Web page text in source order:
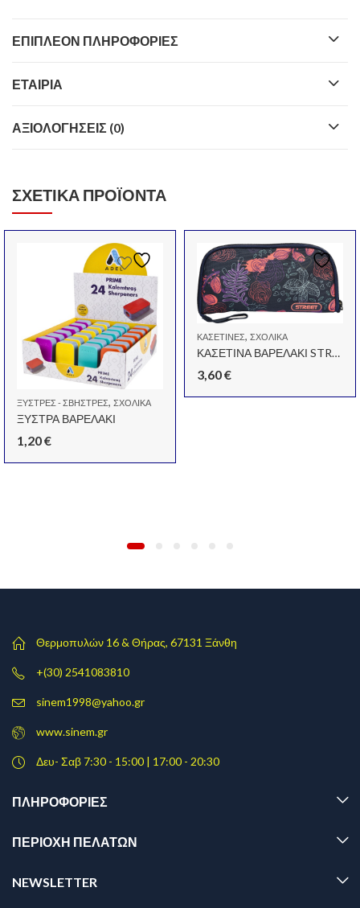
ΕΠΙΠΛΈΟΝ ΠΛΗΡΟΦΟΡΊΕΣ
ΕΤΑΙΡΊΑ
ΑΞΙΟΛΟΓΉΣΕΙΣ (0)
ΣΧΕΤΙΚΆ ΠΡΟΪΌΝΤΑ
ΞΎΣΤΡΕΣ - ΣΒΉΣΤΡΕΣ, ΣΧΟΛΙΚΆ
ΞΥΣΤΡΑ ΒΑΡΕΛΑΚΙ
1,20€
ΚΑΣΕΤΊΝΕΣ, ΣΧΟΛΙΚΆ
ΚΑΣΕΤΙΝΑ ΒΑΡΕΛΑΚΙ STREET SPARKLE
3,60€
Θερμοπυλών 16 & Θήρας, 67131 Ξάνθη
+(30) 2541083810
sinem1998@yahoo.gr
www.sinem.gr
Δευ- Σαβ 7:30 - 15:00 | 17:00 - 20:30
ΠΛΗΡΟΦΟΡΊΕΣ
ΠΕΡΙΟΧΗ ΠΕΛΑΤΩΝ
NEWSLETTER